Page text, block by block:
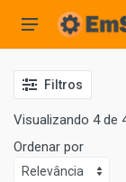
Filtros
Visualizando 4 de
Ordenar por